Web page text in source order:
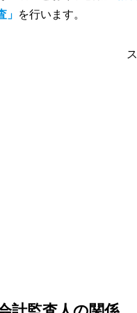
」 を行います。